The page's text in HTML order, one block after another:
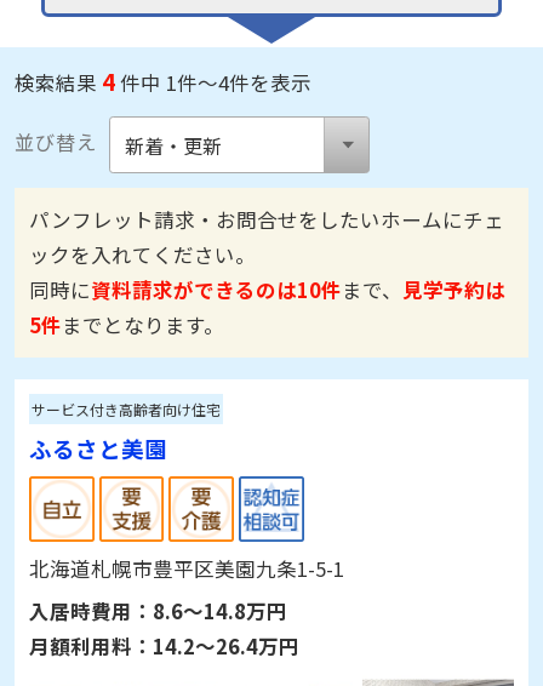
検索結果 4件中 1件～4件を表示
並び替え
パンフレット請求・お問合せをしたいホームにチェ
ックを入れてください。
同時に資料請求ができるのは10件まで、 見学予約は
5件までとなります。
サービス付き高齢者向け住宅
ふるさと美園
北海道札幌市豊平区美園九条1-5-1
入居時費用： 8.6～14.8万円
月額利用料： 14.2～26.4万円